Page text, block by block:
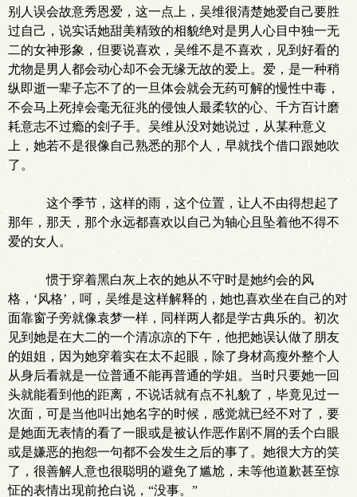
别人误会故意秀恩爱，这一点上，吴维很清楚她爱自己要胜
过自己，说实话她甜美精致的相貌绝对是男人心目中独一无
二的女神形象，但要说喜欢，吴维不是不喜欢，见到好看的
尤物是男人都会动心却不会无缘无故的爱上。爱，是一种稍
纵即逝一辈子忘不了的一旦体会就会无药可解的慢性中毒，
不会马上死掉会毫无征兆的侵蚀人最柔软的心、千方百计磨
耗意志不过瘾的刽子手。吴维从没对她说过，从某种意义
上，她若不是很像自己熟悉的那个人，早就找个借口跟她吹
了。
这个季节，这样的雨，这个位置，让人不由得想起了
那年，那天，那个永远都喜欢以自己为轴心且坠着他不得不
爱的女人。
惯于穿着黑白灰上衣的她从不守时是她约会的风
格，‘风格’，呵，吴维是这样解释的，她也喜欢坐在自己的对
面靠窗子旁就像袁梦一样，同样两人都是学古典乐的。初次
见到她是在大二的一个清凉凉的下午，他把她误认做了朋友
的姐姐，因为她穿着实在太不起眼，除了身材高瘦外整个人
从身后看就是一位普通不能再普通的学姐。当时只要她一回
头就能看到他的距离，不说话就有点不礼貌了，毕竟见过一
次面，可是当他叫出她名字的时候，感觉就已经不对了，要
是她面无表情的看了一眼或是被认作恶作剧不屑的丢个白眼
或是嫌恶的抱怨一句都不会发生之后的事了。她很大方的笑
了，很善解人意也很聪明的避免了尴尬，未等他道歉甚至惊
怔的表情出现前抢白说，“没事。”